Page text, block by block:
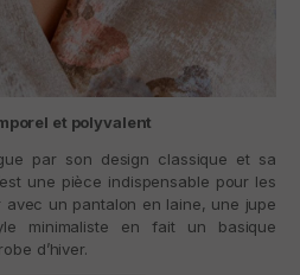
et polyvalent
par son design classique et sa
une pièce indispensable pour les
un pantalon en laine, une jupe
minimaliste en fait un basique
d’hiver.